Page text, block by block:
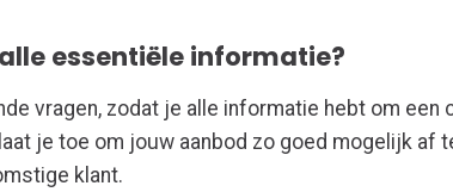
alle essentiële informatie?
vragen, zodat je alle informatie hebt om
je toe om jouw aanbod zo goed mogelijk af
klant.